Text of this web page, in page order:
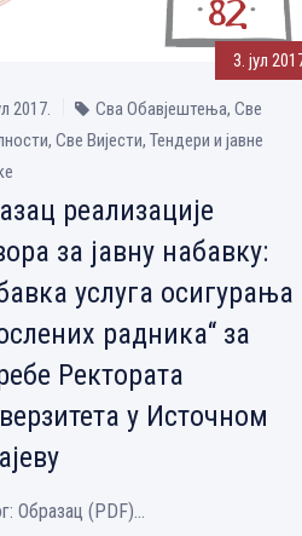
3. јул
2017.
Сва Обавјештења, Све
Све Вијести, Тендери и јавне
реализације
за јавну набавку:
услуга осигурања
радника“ за
Ректората
у Источном
Образац (PDF)...